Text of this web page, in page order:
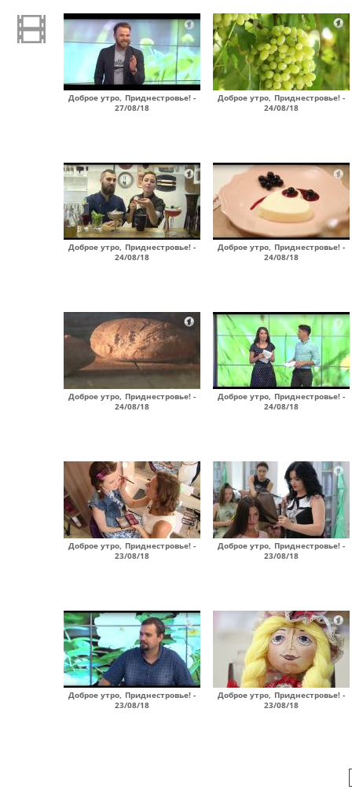
Доброе утро, Приднестровье! -
27/08/18
Доброе утро, Приднестровье! -
24/08/18
Доброе утро, Приднестровье! -
24/08/18
Доброе утро, Приднестровье! -
24/08/18
Доброе утро, Приднестровье! -
24/08/18
Доброе утро, Приднестровье! -
24/08/18
Доброе утро, Приднестровье! -
23/08/18
Доброе утро, Приднестровье! -
23/08/18
Доброе утро, Приднестровье! -
23/08/18
Доброе утро, Приднестровье! -
23/08/18